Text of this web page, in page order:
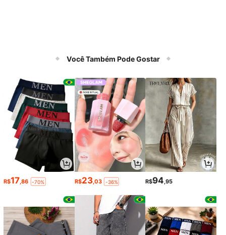
Você Também Pode Gostar
R$17 ,86 -70% R$23,03 -36% R$94 ,95